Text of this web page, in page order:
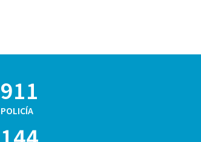
911
POLICÍA